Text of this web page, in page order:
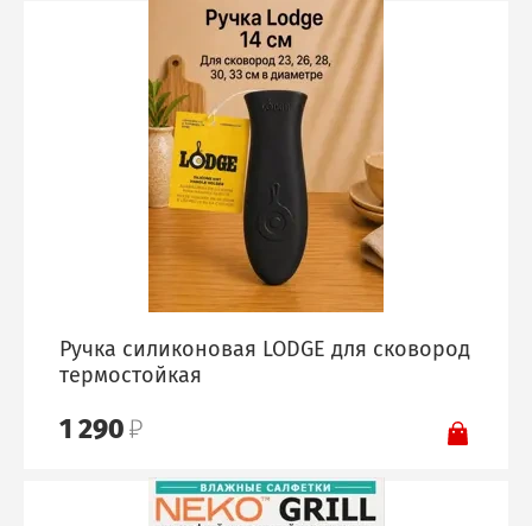
Ручка силиконовая LODGE для сковород
термостойкая
1 290